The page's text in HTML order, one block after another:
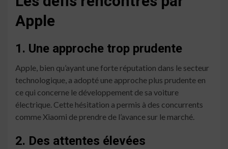
Apple
1. Une approche trop prudente
Apple, bien qu’ayant une forte réputation dans le secteur
technologique, a adopté une approche plus prudente en
ce qui concerne le développement de sa voiture
électrique. Cette hésitation a permis à des concurrents
comme Xiaomi de prendre de l’avance sur le marché.
2. Des attentes élevées